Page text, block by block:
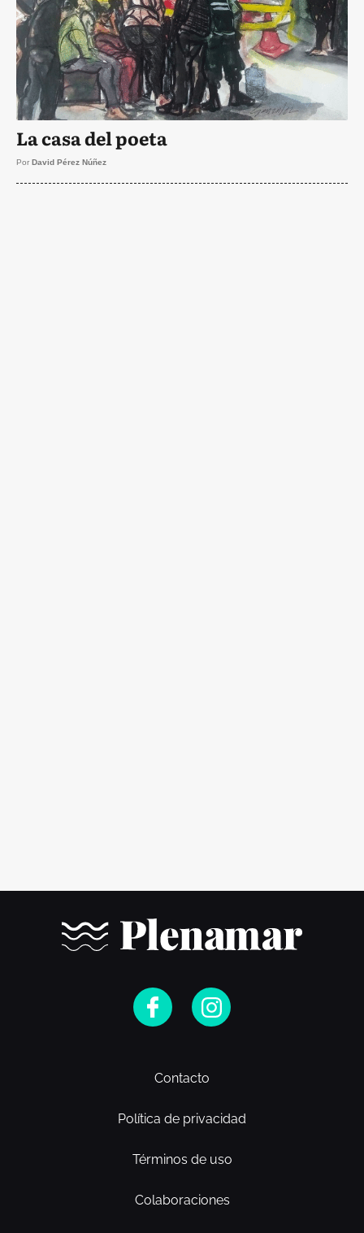
La casa del poeta
Por David Pérez Núñez
Contacto
Política de privacidad
Términos de uso
Colaboraciones